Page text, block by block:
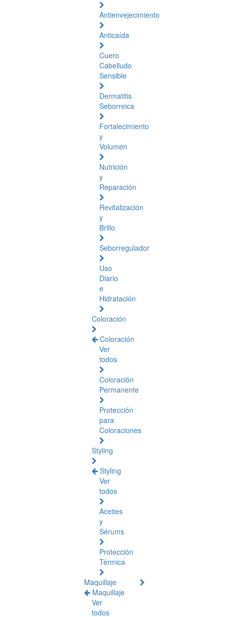
Antienvejecimiento
Anticaída
Cuero
Cabelludo
Sensible
Dermatitis
Seborreica
Fortalecimiento
y
Volumen
Nutrición
y
Reparación
Revitalización
y
Brillo
Seborregulador
Uso
Diario
e
Hidratación
Coloración
Coloración
Ver
todos
Coloración
Permanente
Protección
para
Coloraciones
Styling
Styling
Ver
todos
Aceites
y
Sérums
Protección
Térmica
Maquillaje
Maquillaje
Ver
todos